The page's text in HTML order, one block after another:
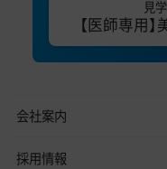
見
【医師専用
会社案内
採用情報